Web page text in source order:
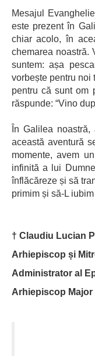
Mesajul
este prezent în
chiar acolo, în
chemarea noastră.
suntem: așa
vorbește pentru noi
pentru că sunt om
răspunde: “Vino
În Galilea
această aventură
momente, avem
infinită a lui
înflăcăreze și să
primim și să-L
† Claudiu Lucian
Arhiepiscop și
Administrator al
Arhiepiscop Major